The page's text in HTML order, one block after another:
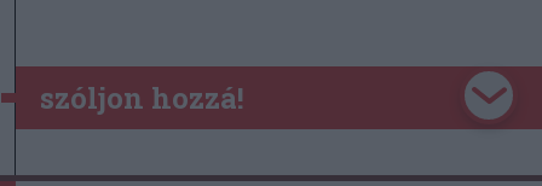
szóljon hozzá!